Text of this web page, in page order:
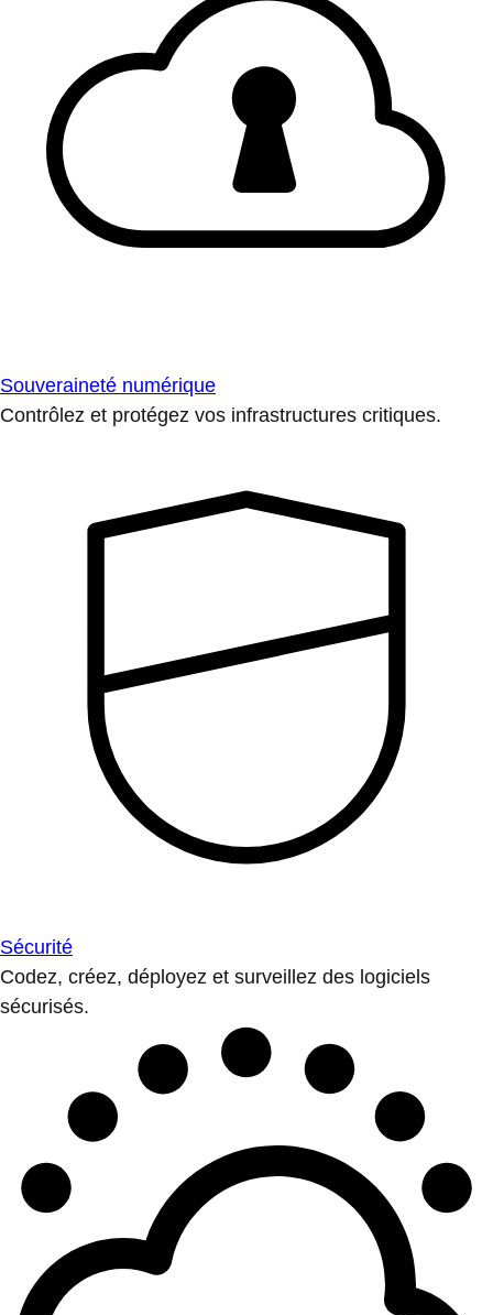
Souveraineté numérique
Contrôlez et protégez vos infrastructures critiques.
Sécurité
Codez, créez, déployez et surveillez des logiciels
sécurisés.